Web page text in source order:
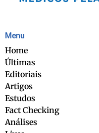
Menu
Home
Últimas
Editoriais
Artigos
Estudos
Fact Checking
Análises